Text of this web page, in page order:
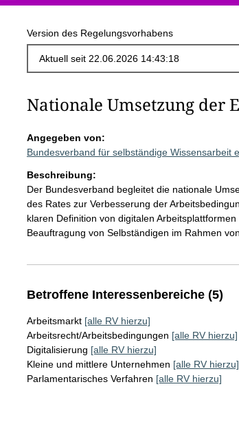
Version des Regelungsvorhabens
Nationale Umsetzung der
Angegeben von:
Bundesverband für selbständige Wissensarbeit
Beschreibung:
Der Bundesverband begleitet die nationale
des Rates zur Verbesserung der
klaren Definition von digitalen
Beauftragung von Selbständigen im Rahmen
Betroffene Interessenbereiche (5)
Arbeitsmarkt [alle RV hierzu]
Arbeitsrecht/Arbeitsbedingungen [alle RV hierzu]
Digitalisierung [alle RV hierzu]
Kleine und mittlere Unternehmen [alle RV hierzu]
Parlamentarisches Verfahren [alle RV hierzu]